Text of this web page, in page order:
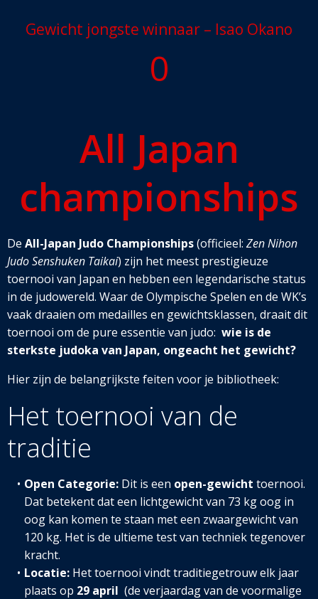
Gewicht jongste winnaar – Isao Okano
0
All Japan
championships
De All-Japan Judo Championships(officieel: Zen Nihon
Judo Senshuken Taikai) zijn het meest prestigieuze
toernooi van Japan en hebben een legendarische status
in de judowereld. Waar de Olympische Spelen en de WK’s
vaak draaien om medailles en gewichtsklassen, draait dit
toernooi om de pure essentie van judo: wie is de
sterkste judoka van Japan, ongeacht het gewicht?
Hier zijn de belangrijkste feiten voor je bibliotheek:
Het toernooi van de
traditie
Open Categorie:Dit is een open-gewicht toernooi.
Dat betekent dat een lichtgewicht van 73 kg oog in
oog kan komen te staan met een zwaargewicht van
120 kg. Het is de ultieme test van techniek tegenover
kracht.
Locatie:Het toernooi vindt traditiegetrouw elk jaar
plaats op 29 april (de verjaardag van de voormalige